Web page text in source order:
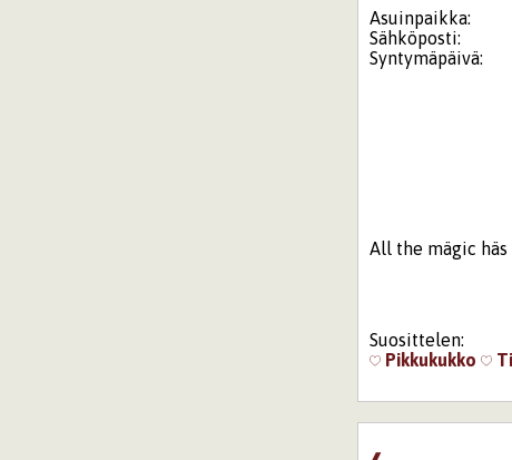
Asuinpaikka:
Sähköposti:
Syntymäpäivä:
All the mägic häs
Suosittelen:
Pikkukukko